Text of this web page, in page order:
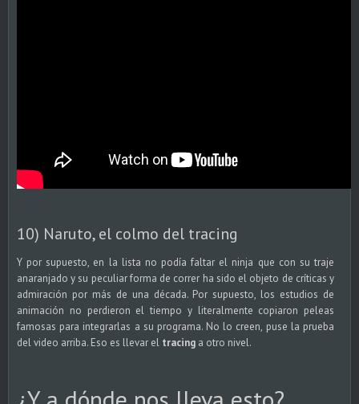
10) Naruto, el colmo del tracing
Y por supuesto, en la lista no podía faltar el ninja que con su traje
anaranjado y su peculiar forma de correr ha sido el objeto de críticas y
admiración por más de una década. Por supuesto, los estudios de
animación no perdieron el tiempo y literalmente copiaron peleas
famosas para integrarlas a su programa. No lo creen, puse la prueba
del video arriba. Eso es llevar el tracing a otro nivel.